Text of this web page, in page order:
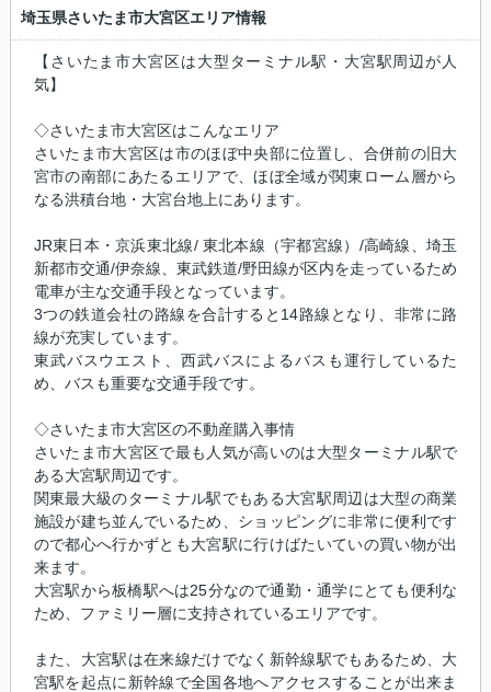
埼玉県さいたま市大宮区エリア情報
【さいたま市大宮区は大型ターミナル駅・大宮駅周辺が人
気】
◇さいたま市大宮区はこんなエリア
さいたま市大宮区は市のほぼ中央部に位置し、合併前の旧大
宮市の南部にあたるエリアで、ほぼ全域が関東ローム層から
なる洪積台地・大宮台地上にあります。
JR東日本・京浜東北線/ 東北本線（宇都宮線）/高崎線、埼玉
新都市交通/伊奈線、東武鉄道/野田線が区内を走っているため
電車が主な交通手段となっています。
3つの鉄道会社の路線を合計すると14路線となり、非常に路
線が充実しています。
東武バスウエスト、西武バスによるバスも運行しているた
め、バスも重要な交通手段です。
◇さいたま市大宮区の不動産購入事情
さいたま市大宮区で最も人気が高いのは大型ターミナル駅で
ある大宮駅周辺です。
関東最大級のターミナル駅でもある大宮駅周辺は大型の商業
施設が建ち並んでいるため、ショッピングに非常に便利です
ので都心へ行かずとも大宮駅に行けばたいていの買い物が出
来ます。
大宮駅から板橋駅へは25分なので通勤・通学にとても便利な
ため、ファミリー層に支持されているエリアです。
また、大宮駅は在来線だけでなく新幹線駅でもあるため、大
宮駅を起点に新幹線で全国各地へアクセスすることが出来ま